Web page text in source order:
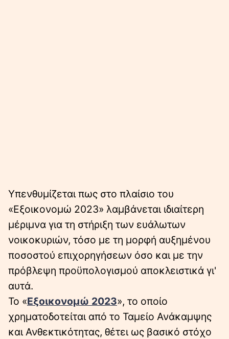
Υπενθυμίζεται πως στο πλαίσιο του
«Εξοικονομώ 2023» λαμβάνεται ιδιαίτερη
μέριμνα για τη στήριξη των ευάλωτων
νοικοκυριών, τόσο με τη μορφή αυξημένου
ποσοστού επιχορηγήσεων όσο και με την
πρόβλεψη προϋπολογισμού αποκλειστικά γι'
αυτά.
Το «Εξοικονομώ 2023», το οποίο
χρηματοδοτείται από το Ταμείο Ανάκαμψης
και Ανθεκτικότητας, θέτει ως βασικό στόχο